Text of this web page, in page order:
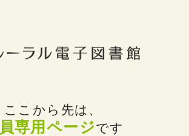
ここから先は、
専用ページです